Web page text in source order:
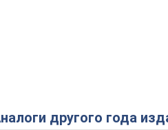
Аналоги другого года